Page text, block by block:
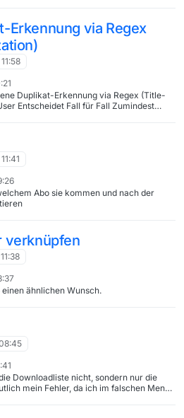
4 MBit. Selbst wenn du nur 50MBit/s
in 0,1 Sekunden laden. Ich behaupte das
der Dateigröße liegen. Auch bei mir laden
ich habe auch eine schlechtere Leitung.
dass versucht wird alle 10 (nicht 4)
was bei 50 MBit/s vermutlich nicht
bei mir aber schon. Ich finde die Bilder
und dadurch wenig aussagekräftig. Der
visuell störend. Ich fände es besser
kleiner aber deutlicher zeigen
Lightbox finde ich auch störend, da sie
den großen Bilddateien beheben. Was man
dieses von diesem Bildschirmfoto merkt.
Erkennung via Regex
Duplikat-Erkennung via Regex (Title-
soll und was nicht.
Abo sie kommen und nach der
verknüpfen
ähnlichen Wunsch.
Downloadliste nicht, sondern nur die
mein Fehler, da ich im falschen Menü